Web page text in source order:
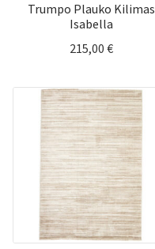
Trumpo Plauko Kilimas
Isabella
215,00 €